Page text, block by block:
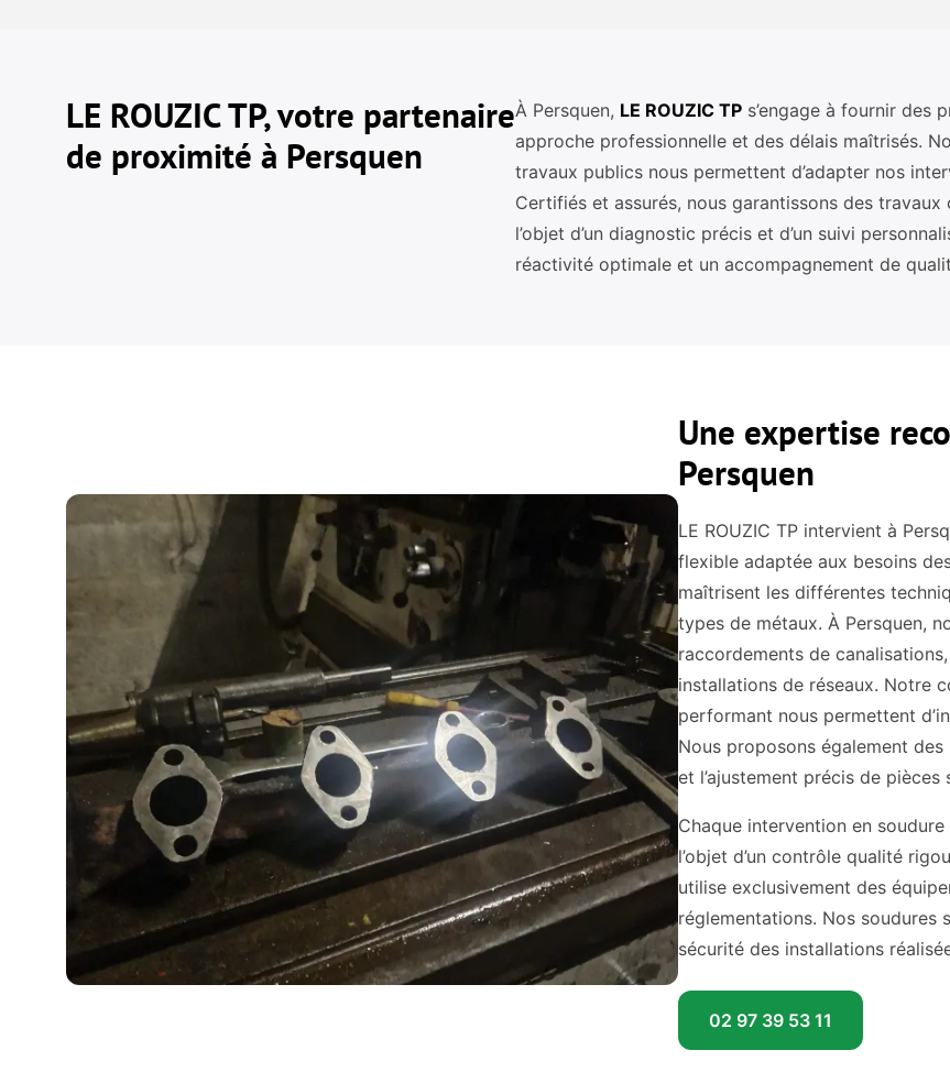
LE ROUZIC TP, votre partenaire
de proximité à Persquen
À Persquen, LE ROUZIC TP s’engage à fournir des
approche professionnelle et des délais maîtrisés.
travaux publics nous permettent d’adapter nos
Certifiés et assurés, nous garantissons des
l’objet d’un diagnostic précis et d’un suivi
réactivité optimale et un accompagnement de
Une expertise
Persquen
LE ROUZIC TP intervient à
flexible adaptée aux besoins
maîtrisent les différentes
types de métaux. À Persquen,
raccordements de
installations de réseaux. Notre
performant nous permettent
Nous proposons également
et l’ajustement précis de pièces
Chaque intervention en
l’objet d’un contrôle qualité
utilise exclusivement des
réglementations. Nos soudures
sécurité des installations
02 97 39 53 11